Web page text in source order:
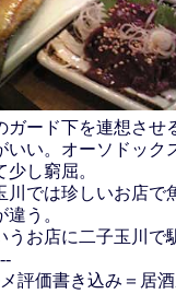
ガード下を連想させ
いい。オーソドック
少し窮屈。
川では珍しいお店で
違う。
うお店に二子玉川で
評価書き込み＝居